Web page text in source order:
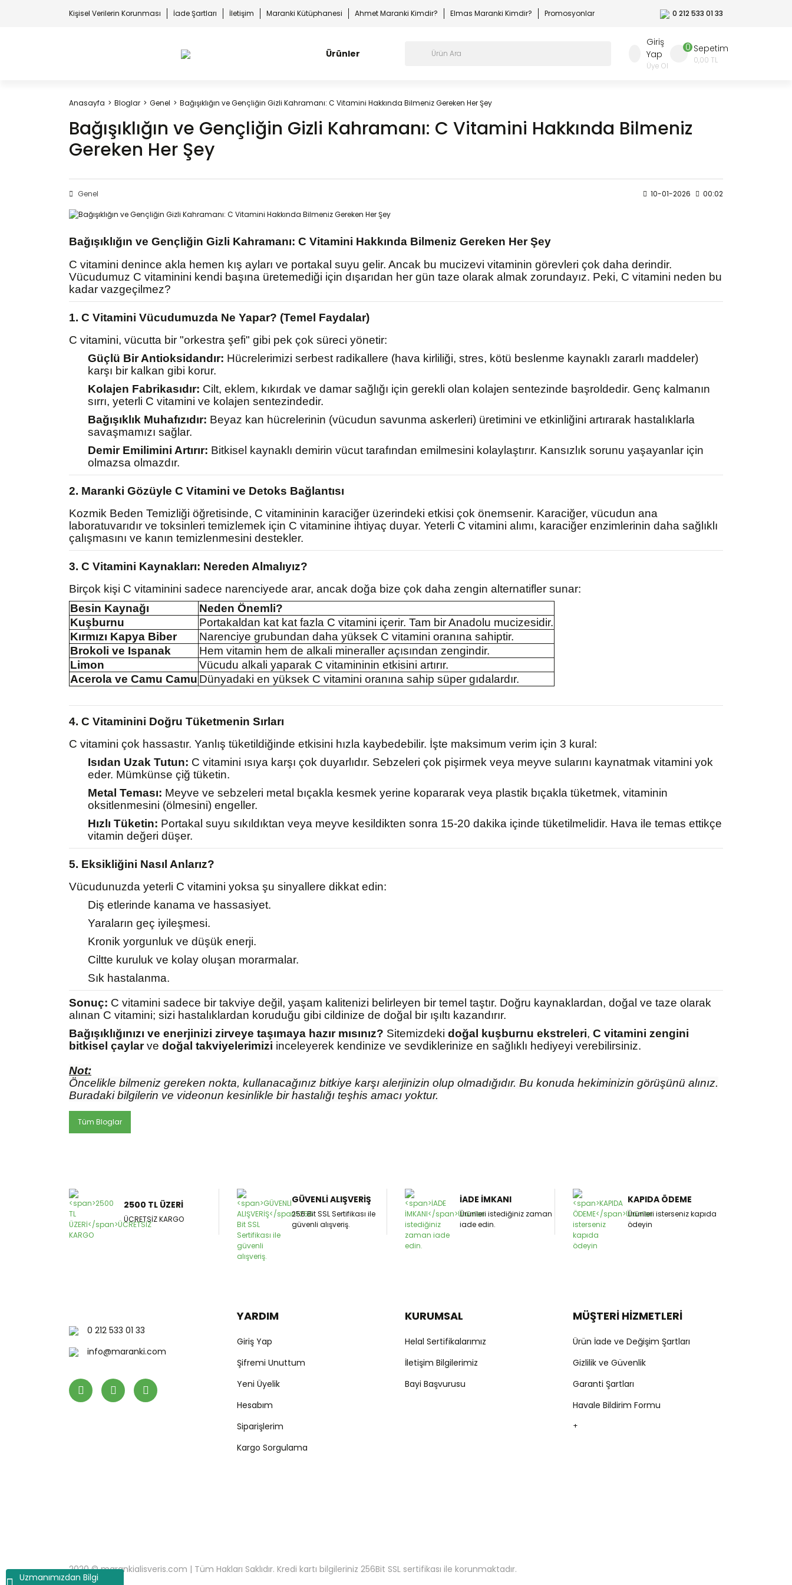
Uzmanımızdan Bilgi
Kişisel Verilerin Korunması İade Şartları İletişim Maranki Kütüphanesi Ahmet Maranki Kimdir? Elmas Maranki Kimdir? Promosyonlar 0 212 533 01 33
Ürünler
Giriş
Yap
Üye Ol
0 Sepetim
0,00 TL
Anasayfa Bloglar Genel Bağışıklığın ve Gençliğin Gizli Kahramanı: C Vitamini Hakkında Bilmeniz Gereken Her Şey
Bağışıklığın ve Gençliğin Gizli Kahramanı: C Vitamini Hakkında Bilmeniz
Gereken Her Şey
Genel 10-01-2026 00:02
Bağışıklığın ve Gençliğin Gizli Kahramanı: C Vitamini Hakkında Bilmeniz Gereken Her Şey
C vitamini denince akla hemen kış ayları ve portakal suyu gelir. Ancak bu mucizevi vitaminin görevleri çok daha derindir.
Vücudumuz C vitaminini kendi başına üretemediği için dışarıdan her gün taze olarak almak zorundayız. Peki, C vitamini neden bu
kadar vazgeçilmez?
1. C Vitamini Vücudumuzda Ne Yapar? (Temel Faydalar)
C vitamini, vücutta bir "orkestra şefi" gibi pek çok süreci yönetir:
Güçlü Bir Antioksidandır: Hücrelerimizi serbest radikallere (hava kirliliği, stres, kötü beslenme kaynaklı zararlı maddeler)
karşı bir kalkan gibi korur.
Kolajen Fabrikasıdır: Cilt, eklem, kıkırdak ve damar sağlığı için gerekli olan kolajen sentezinde başroldedir. Genç kalmanın
sırrı, yeterli C vitamini ve kolajen sentezindedir.
Bağışıklık Muhafızıdır: Beyaz kan hücrelerinin (vücudun savunma askerleri) üretimini ve etkinliğini artırarak hastalıklarla
savaşmamızı sağlar.
Demir Emilimini Artırır: Bitkisel kaynaklı demirin vücut tarafından emilmesini kolaylaştırır. Kansızlık sorunu yaşayanlar için
olmazsa olmazdır.
2. Maranki Gözüyle C Vitamini ve Detoks Bağlantısı
Kozmik Beden Temizliği öğretisinde, C vitamininin karaciğer üzerindeki etkisi çok önemsenir. Karaciğer, vücudun ana
laboratuvarıdır ve toksinleri temizlemek için C vitaminine ihtiyaç duyar. Yeterli C vitamini alımı, karaciğer enzimlerinin daha sağlıklı
çalışmasını ve kanın temizlenmesini destekler.
3. C Vitamini Kaynakları: Nereden Almalıyız?
Birçok kişi C vitaminini sadece narenciyede arar, ancak doğa bize çok daha zengin alternatifler sunar:
Besin Kaynağı
Neden Önemli?
Kuşburnu
Portakaldan kat kat fazla C vitamini içerir. Tam bir Anadolu mucizesidir.
Kırmızı Kapya Biber
Narenciye grubundan daha yüksek C vitamini oranına sahiptir.
Brokoli ve Ispanak
Hem vitamin hem de alkali mineraller açısından zengindir.
Limon
Vücudu alkali yaparak C vitamininin etkisini artırır.
Acerola ve Camu Camu Dünyadaki en yüksek C vitamini oranına sahip süper gıdalardır.
4. C Vitaminini Doğru Tüketmenin Sırları
C vitamini çok hassastır. Yanlış tüketildiğinde etkisini hızla kaybedebilir. İşte maksimum verim için 3 kural:
Isıdan Uzak Tutun: C vitamini ısıya karşı çok duyarlıdır. Sebzeleri çok pişirmek veya meyve sularını kaynatmak vitamini yok
eder. Mümkünse çiğ tüketin.
Metal Teması: Meyve ve sebzeleri metal bıçakla kesmek yerine kopararak veya plastik bıçakla tüketmek, vitaminin
oksitlenmesini (ölmesini) engeller.
Hızlı Tüketin: Portakal suyu sıkıldıktan veya meyve kesildikten sonra 15-20 dakika içinde tüketilmelidir. Hava ile temas ettikçe
vitamin değeri düşer.
5. Eksikliğini Nasıl Anlarız?
Vücudunuzda yeterli C vitamini yoksa şu sinyallere dikkat edin:
Diş etlerinde kanama ve hassasiyet.
Yaraların geç iyileşmesi.
Kronik yorgunluk ve düşük enerji.
Ciltte kuruluk ve kolay oluşan morarmalar.
Sık hastalanma.
Sonuç: C vitamini sadece bir takviye değil, yaşam kalitenizi belirleyen bir temel taştır. Doğru kaynaklardan, doğal ve taze olarak
alınan C vitamini; sizi hastalıklardan koruduğu gibi cildinize de doğal bir ışıltı kazandırır.
Bağışıklığınızı ve enerjinizi zirveye taşımaya hazır mısınız? Sitemizdeki doğal kuşburnu ekstreleri, C vitamini zengini
bitkisel çaylarve doğal takviyelerimizi inceleyerek kendinize ve sevdiklerinize en sağlıklı hediyeyi verebilirsiniz.
Not:
Öncelikle bilmeniz gereken nokta, kullanacağınız bitkiye karşı alerjinizin olup olmadığıdır. Bu konuda hekiminizin görüşünü alınız.
Buradaki bilgilerin ve videonun kesinlikle bir hastalığı teşhis amacı yoktur.
Tüm Bloglar
2500 TL ÜZERİ
ÜCRETSİZ KARGO
GÜVENLİ ALIŞVERİŞ
256 Bit SSL Sertifikası ile
güvenli alışveriş.
İADE İMKANI
Ürünleri istediğiniz zaman
iade edin.
KAPIDA ÖDEME
Ürünleri isterseniz kapıda
ödeyin
0 212 533 01 33
info@maranki.com
YARDIM
Giriş Yap
Şifremi Unuttum
Yeni Üyelik
Hesabım
Siparişlerim
Kargo Sorgulama
KURUMSAL
Helal Sertifikalarımız
İletişim Bilgilerimiz
Bayi Başvurusu
MÜŞTERİ HİZMETLERİ
Ürün İade ve Değişim Şartları
Gizlilik ve Güvenlik
Garanti Şartları
Havale Bildirim Formu
+
2020 © marankialisveris.com | Tüm Hakları Saklıdır. Kredi kartı bilgileriniz 256Bit SSL sertifikası ile korunmaktadır.